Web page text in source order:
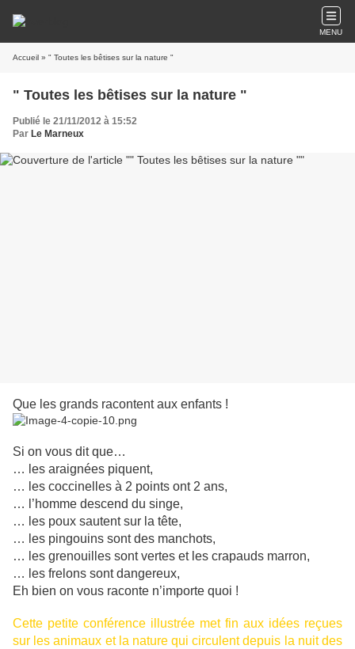
MENU
Accueil » " Toutes les bêtises sur la nature "
" Toutes les bêtises sur la nature "
Publié le 21/11/2012 à 15:52
Par Le Marneux
Que les grands racontent aux enfants !
Si on vous dit que…
… les araignées piquent,
… les coccinelles à 2 points ont 2 ans,
… l’homme descend du singe,
… les poux sautent sur la tête,
… les pingouins sont des manchots,
… les grenouilles sont vertes et les crapauds marron,
… les frelons sont dangereux,
Eh bien on vous raconte n’importe quoi !
Cette petite conférence illustrée met fin aux idées reçues
sur les animaux et la nature qui circulent depuis la nuit des